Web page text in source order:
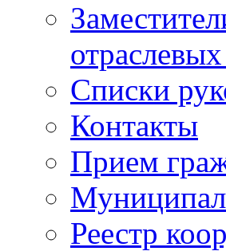
Списки
Контакты
Прием
Реестр